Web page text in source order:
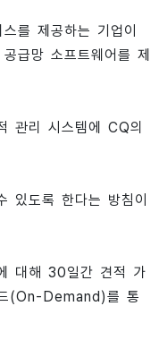
를 제공하는 기업이
급망 소프트웨어를 제
관리 시스템에 CQ의
있도록 한다는 방침이
대해 30일간 견적 가
(On-Demand)를 통